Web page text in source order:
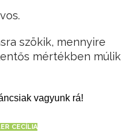
szökik, mennyire
mértékben múlik
vagyunk rá!
CECÍLIA